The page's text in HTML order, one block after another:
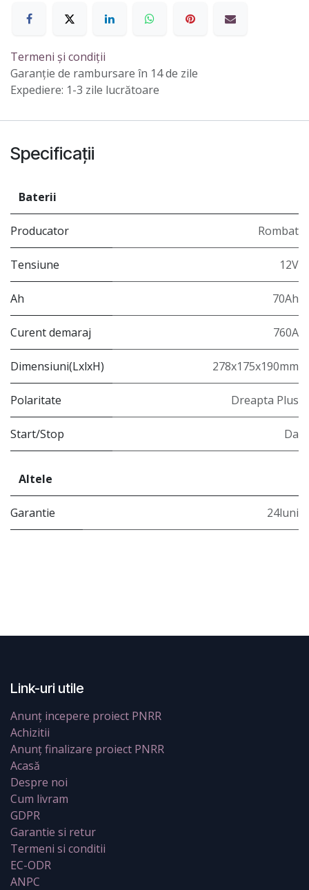
Termeni și condiții
Garanție de rambursare în 14 de zile
Expediere: 1-3 zile lucrătoare
Specificații
Baterii
Producator Rombat
Tensiune 12V
Ah 70Ah
Curent demaraj 760A
Dimensiuni(LxlxH) 278x175x190mm
Polaritate Dreapta Plus
Start/Stop Da
Altele
Garantie 24luni
Link-uri utile
Anunț incepere proiect PNRR
Achizitii
Anunț finalizare proiect PNRR
Acasă
Despre noi
Cum livram
GDPR
Garantie si retur
Termeni si conditii
EC-ODR
ANPC